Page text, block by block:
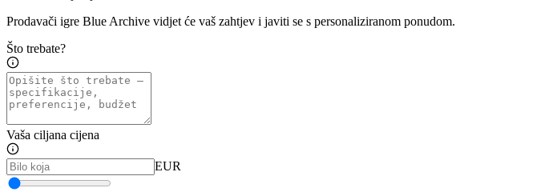
Prodavači igre Blue Archive vidjet će vaš zahtjev i javiti se s personaliziranom ponudom.
Što trebate?
Vaša ciljana cijena
EUR